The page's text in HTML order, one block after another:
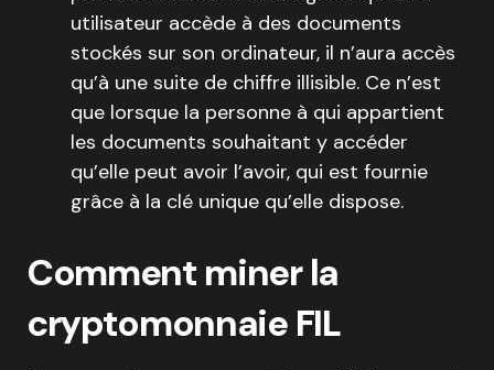
utilisateur accède à des documents
stockés sur son ordinateur, il n’aura accès
qu’à une suite de chiffre illisible. Ce n’est
que lorsque la personne à qui appartient
les documents souhaitant y accéder
qu’elle peut avoir l’avoir, qui est fournie
grâce à la clé unique qu’elle dispose.
Comment miner la
cryptomonnaie FIL